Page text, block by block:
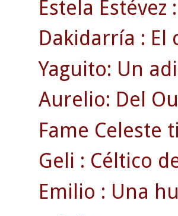
Estela Estévez
Dakidarría : El
Yaguito: Un
Aurelio: Del
Fame Celeste
Geli : Céltico
Emilio : Una